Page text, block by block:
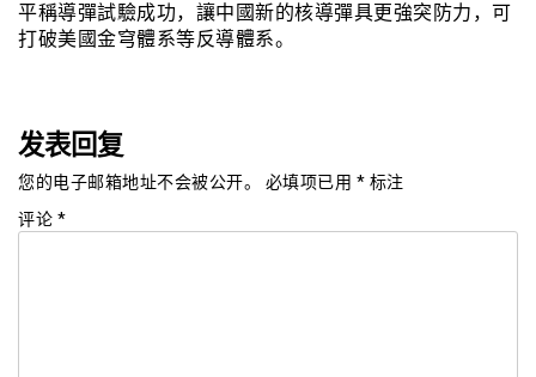
平稱導彈試驗成功，讓中國新的核導彈具更強突防力，可
打破美國金穹體系等反導體系。
发表回复
您的电子邮箱地址不会被公开。 必填项已用 * 标注
评论 *